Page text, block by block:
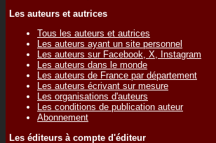
Les auteurs et autrices
Tous les auteurs et autrices
Les auteurs ayant un site personnel
Les auteurs sur Facebook, X, Instagram
Les auteurs dans le monde
Les auteurs de France par département
Les auteurs écrivant sur mesure
Les organisations d'auteurs
Les conditions de publication auteur
Abonnement
Les éditeurs à compte d'éditeur